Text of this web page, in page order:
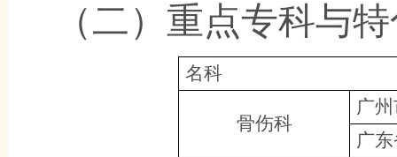
（二） 重点专科与
名科
骨伤科
广
广